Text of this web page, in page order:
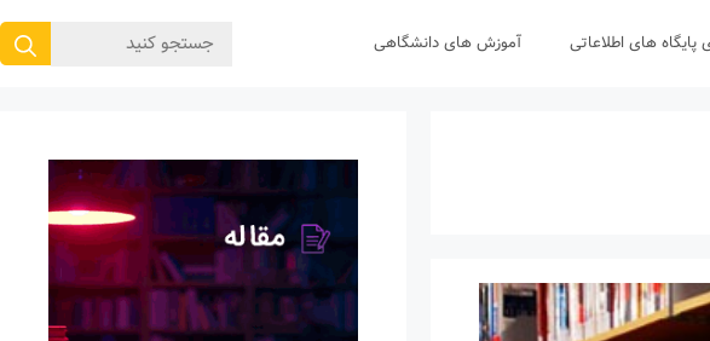
پایگاه های اطلاعاتی آموزش های دانشگاهی
جستجوی